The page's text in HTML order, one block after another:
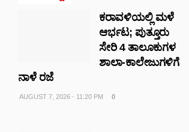
ಕರಾವಳಿಯಲ್ಲಿ ಮಳೆ
ಆರ್ಭಟ; ಪುತ್ತೂರು
ಸೇರಿ 4 ತಾಲೂಕುಗಳ
ಶಾಲಾ-ಕಾಲೇಜುಗಳಿಗೆ
ನಾಳೆ ರಜೆ
AUGUST 7, 2026 - 11:20 PM 0